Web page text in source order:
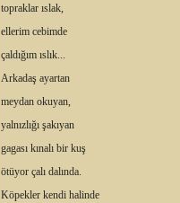
topraklar ıslak,
ellerim cebimde
çaldığım ıslık...
Arkadaş ayartan
meydan okuyan,
yalnızlığı şakıyan
gagası kınalı bir kuş
ötüyor çalı dalında.
Köpekler kendi halinde